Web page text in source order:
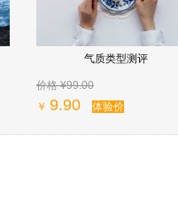
气质类型测评
价格 ¥99.00
￥ 9.90 体验价